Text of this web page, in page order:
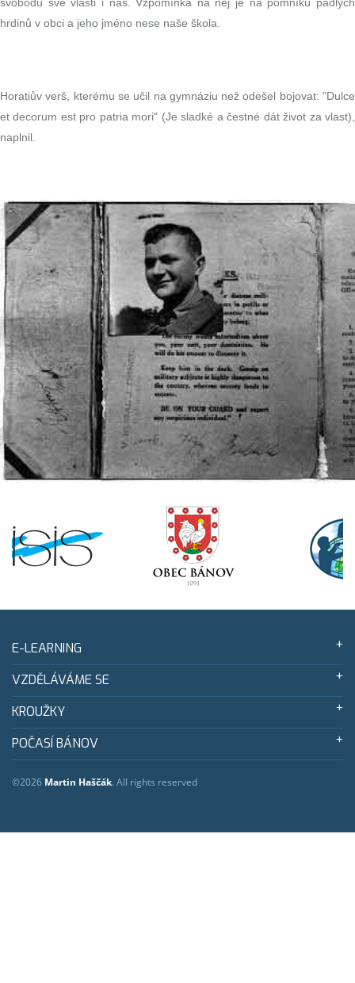
hrdinů v obci a jeho jméno nese naše škola.
Horatiův verš, kterému se učil na gymnáziu než odešel bojovat: "Dulce
et decorum est pro patria mori" (Je sladké a čestné dát život za vlast),
naplnil.
E-LEARNING
VZDĚLÁVÁME SE
KROUŽKY
POČASÍ BÁNOV
©2026 Martin Haščák. All rights reserved